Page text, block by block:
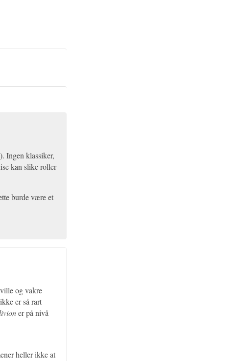
Ingen klassiker,
kan slike roller
burde være et
og vakre
er så rart
er på nivå
heller ikke at